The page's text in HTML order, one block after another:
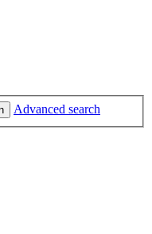
Advanced search